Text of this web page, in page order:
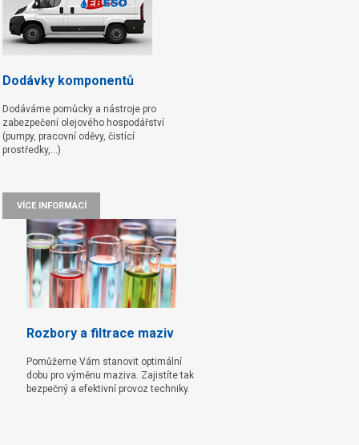
Dodávky komponentů
Dodáváme pomůcky a nástroje pro
zabezpečení olejového hospodářství
(pumpy, pracovní oděvy, čistící
prostředky,...)
VÍCE INFORMACÍ
Rozbory a filtrace maziv
Pomůžeme Vám stanovit optimální
dobu pro výměnu maziva. Zajistíte tak
bezpečný a efektivní provoz techniky.